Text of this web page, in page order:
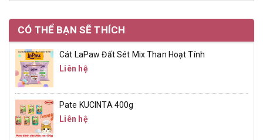
CÓ THỂ BẠN SẼ THÍCH
Cát LaPaw Đất Sét Mix Than Hoạt Tính
Liên hệ
Pate KUCINTA 400g
Liên hệ